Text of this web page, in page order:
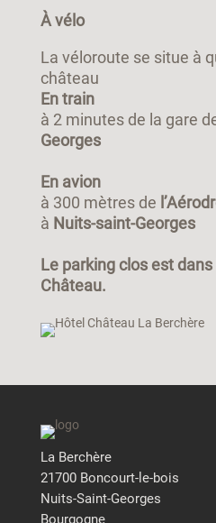
À vélo
La véloroute se situe à
château
En train
à 2 minutes de la gare
Georges
En avion
à 300 mètres de
à Nuits-saint-Georges
Le parking clos est
Château.
La Berchère
21700 Boncourt-le-bois
Nuits-Saint-Georges